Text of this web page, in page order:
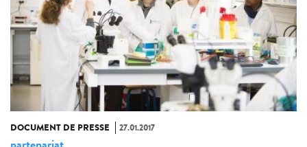
DOCUMENT DE PRESSE 27.01.2017